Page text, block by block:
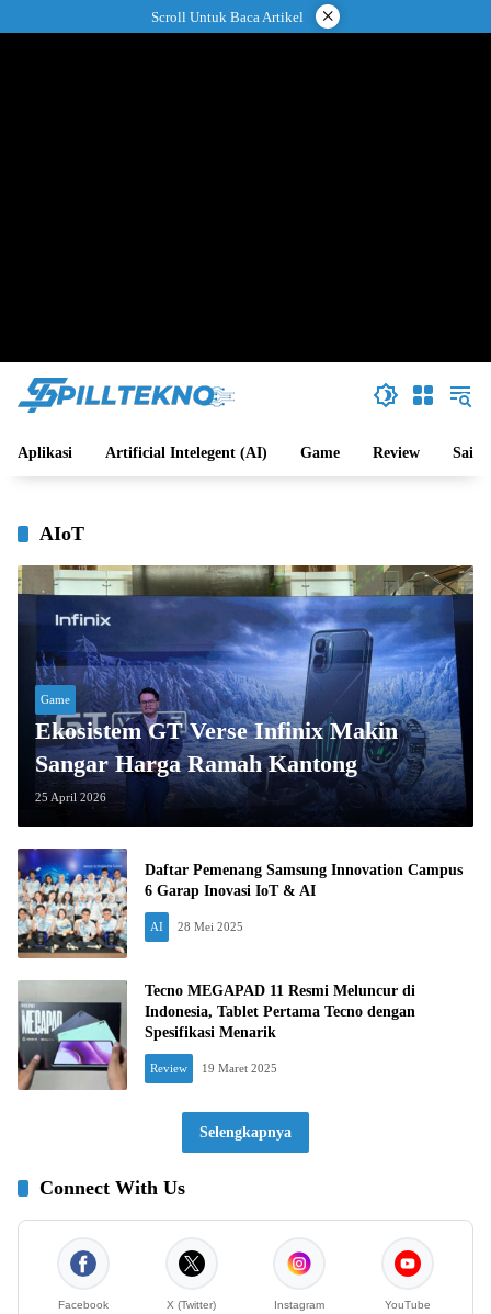
ke
Scroll Untuk Baca Artikel ×
Aplikasi Artificial Intelegent (AI) Game Review Sains
AIoT
Game
Ekosistem GT Verse Infinix Makin
Sangar Harga Ramah Kantong
25 April 2026
Daftar Pemenang Samsung Innovation Campus
6 Garap Inovasi IoT & AI
AI 28 Mei 2025
Tecno MEGAPAD 11 Resmi Meluncur di
Indonesia, Tablet Pertama Tecno dengan
Spesifikasi Menarik
Review 19 Maret 2025
Selengkapnya
Connect With Us
Facebook X (Twitter) Instagram YouTube